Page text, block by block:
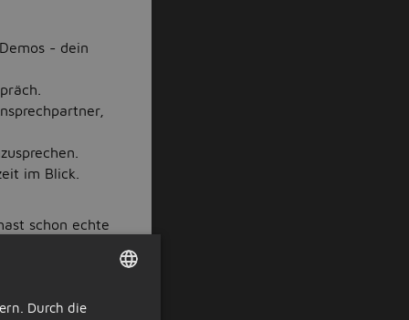
- dein
im Blick.
schon echte
die gesamteDUTCH
Durch die